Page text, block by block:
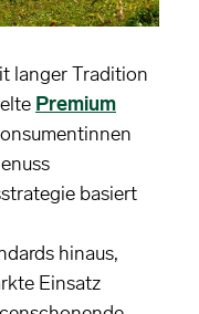
langer Tradition
Premium
basiert
hinaus,
Einsatz